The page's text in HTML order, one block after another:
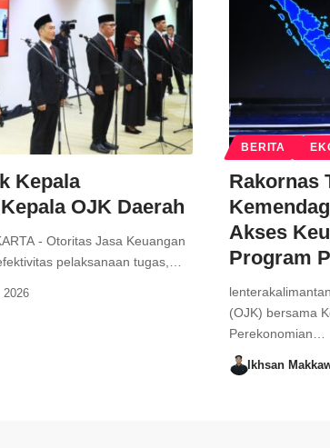
Kepala
OJK Daerah
- Otoritas Jasa Keuangan
pelaksanaan tugas,…
2026
BERITA
Rakornas
Akses
Program
(OJK) bersama
Perekonomian…
Ikhsan